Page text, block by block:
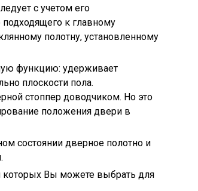
с учетом его
подходящего к главному
полотну, установленному
функцию: удерживает
плоскости пола.
стоппер доводчиком. Но это
положения двери в
состоянии дверное полотно и
которых Вы можете выбрать для